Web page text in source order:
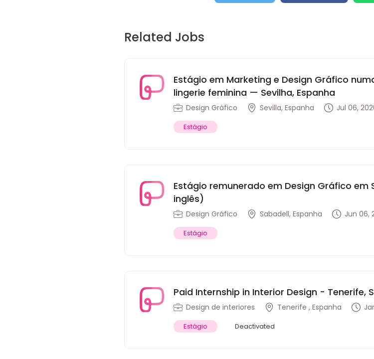
Related Jobs
Estágio em Marketing e Design Gráfico
lingerie feminina — Sevilha, Espanha
Design Gráfico Sevilla, Espanha Jul 06,
Estágio
Estágio remunerado em Design Gráfico
inglês)
Design Gráfico Sabadell, Espanha Jun 06,
Estágio
Paid Internship in Interior Design - Tenerife,
Design de interiores Tenerife , Espanha
Estágio Deactivated